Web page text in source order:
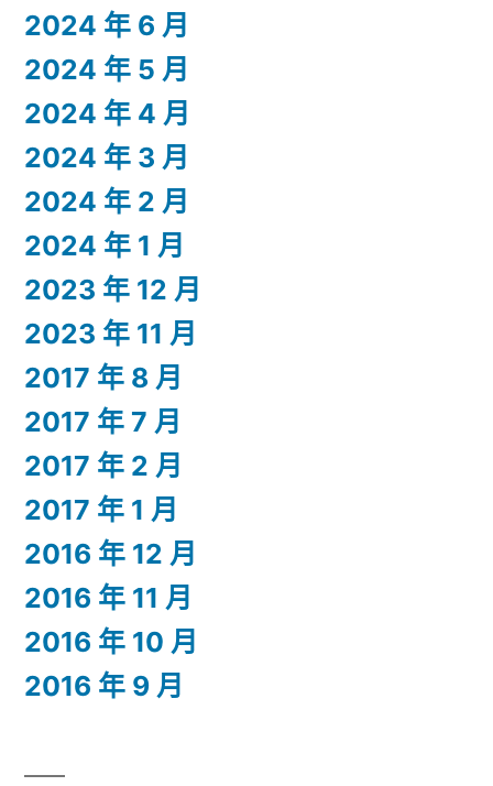
2024 年 6 月
2024 年 5 月
2024 年 4 月
2024 年 3 月
2024 年 2 月
2024 年 1 月
2023 年 12 月
2023 年 11 月
2017 年 8 月
2017 年 7 月
2017 年 2 月
2017 年 1 月
2016 年 12 月
2016 年 11 月
2016 年 10 月
2016 年 9 月